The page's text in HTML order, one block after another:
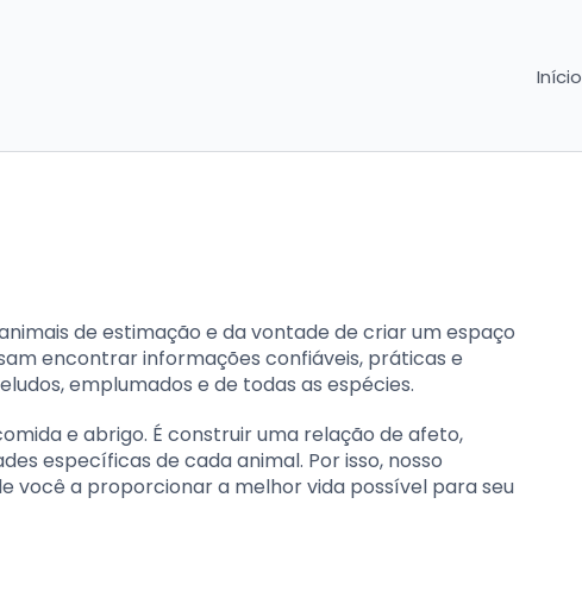
Início
de estimação e da vontade de criar um espaço
encontrar informações confiáveis, práticas e
emplumados e de todas as espécies.
e abrigo. É construir uma relação de afeto,
específicas de cada animal. Por isso, nosso
você a proporcionar a melhor vida possível para seu